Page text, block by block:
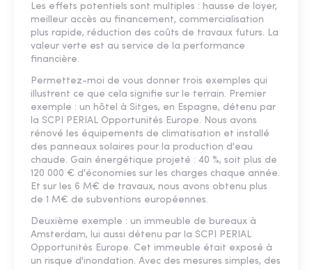
Les effets potentiels sont multiples : hausse de loyer,
meilleur accès au financement, commercialisation
plus rapide, réduction des coûts de travaux futurs. La
valeur verte est au service de la performance
financière.
Permettez-moi de vous donner trois exemples qui
illustrent ce que cela signifie sur le terrain. Premier
exemple : un hôtel à Sitges, en Espagne, détenu par
la SCPI PERIAL Opportunités Europe. Nous avons
rénové les équipements de climatisation et installé
des panneaux solaires pour la production d'eau
chaude. Gain énergétique projeté : 40 %, soit plus de
120 000 € d'économies sur les charges chaque année.
Et sur les 6 M€ de travaux, nous avons obtenu plus
de 1 M€ de subventions européennes.
Deuxième exemple : un immeuble de bureaux à
Amsterdam, lui aussi détenu par la SCPI PERIAL
Opportunités Europe. Cet immeuble était exposé à
un risque d'inondation. Avec des mesures simples, des